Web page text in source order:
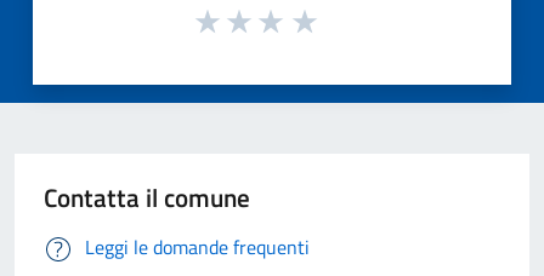
Contatta il comune
Leggi le domande frequenti